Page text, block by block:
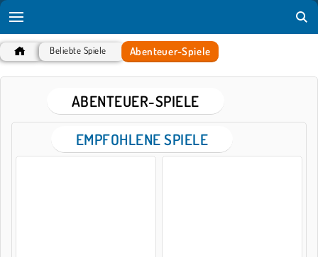
Beliebte Spiele Abenteuer-Spiele
ABENTEUER-SPIELE
EMPFOHLENE SPIELE